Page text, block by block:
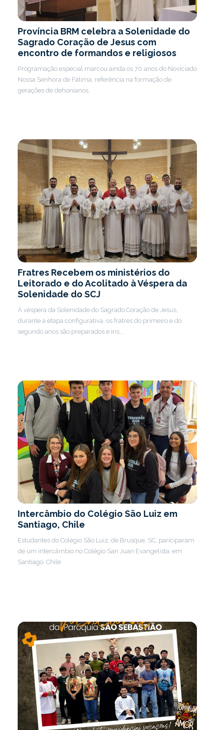
Província BRM celebra a Solenidade do
Sagrado Coração de Jesus com
encontro de formandos e religiosos
Programação especial marcou ainda os 70 anos do Noviciado
Nossa Senhora de Fátima, referência na formação de
gerações de dehonianos.
Fratres Recebem os ministérios do
Leitorado e do Acolitado à Véspera da
Solenidade do SCJ
À véspera da Solenidade do Sagrado Coração de Jesus,
durante a etapa configurativa, os fratres do primeiro e do
segundo anos são preparados e ins...
Intercâmbio do Colégio São Luiz em
Santiago, Chile
Estudantes do Colégio São Luiz, de Brusque, SC, pariciparam
de um intercâmbio no Colégio San Juan Evangelista, em
Santiago, Chile